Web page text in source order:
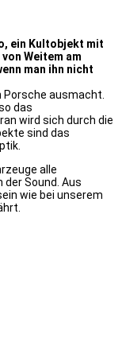
ein Kultobjekt mit
Weitem am
man ihn nicht
Porsche ausmacht.
das
wird sich durch die
sind das
alle
Sound. Aus
wie bei unserem